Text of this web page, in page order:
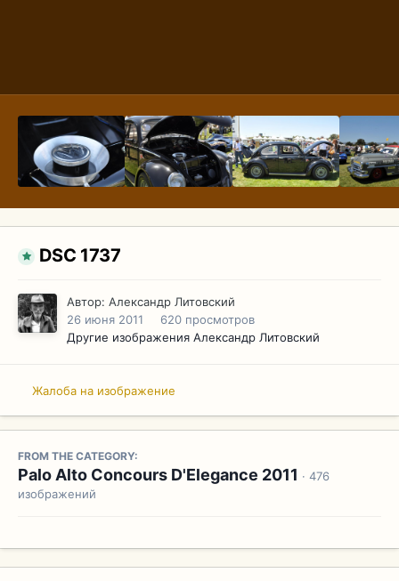
DSC 1737
Автор: Александр Литовский
26 июня 2011
620 просмотров
Другие изображения Александр Литовский
Жалоба на изображение
FROM THE CATEGORY:
Palo Alto Concours D'Elegance 2011 · 476
изображений